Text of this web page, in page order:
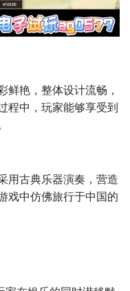
鲜艳，整体设计流畅，
程中，玩家能够享受到
用古典乐器演奏，营造
戏中仿佛旅行于中国的